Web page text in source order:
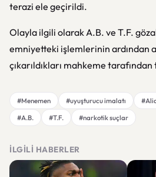
terazi ele geçirildi.
Olayla ilgili olarak A.B. ve T.F.
emniyetteki işlemlerinin ardından
çıkarıldıkları mahkeme tarafından
#Menemen #uyuşturucu imalatı
#A.B.
#T.F. #narkotik suçlar
İLGILI HABERLER